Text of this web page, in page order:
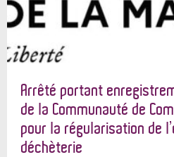
Arrêté portant
de la Communauté de
pour la régularisation de
déchèterie